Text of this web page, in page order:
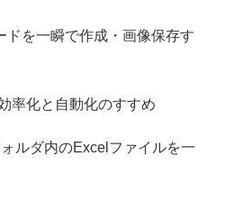
ドを一瞬で作成・画像保存す
率化と自動化のすすめ
ルダ内のExcelファイルを一